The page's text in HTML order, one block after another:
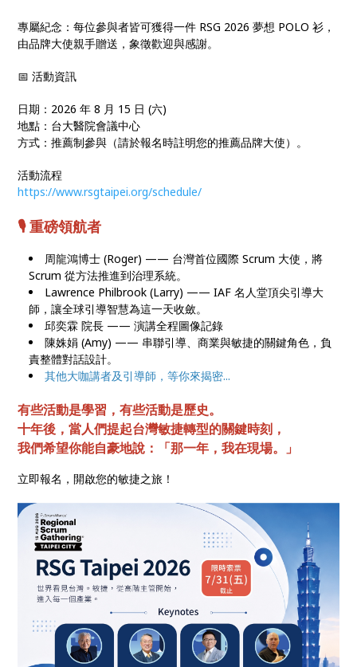
專屬紀念：每位參與者皆可獲得一件 RSG 2026 夢想 POLO 衫，
由品牌大使親手贈送，象徵歡迎與感謝。
📅 活動資訊
日期：2026 年 8 月 15 日 (六)
地點：台大醫院會議中心
方式：推薦制參與（請於報名時註明您的推薦品牌大使）。
活動流程
https://www.rsgtaipei.org/schedule/
🎙️ 重磅領航者
周龍鴻博士 (Roger) —— 台灣首位國際 Scrum 大使，將
Scrum 從方法推進到治理系統。
Lawrence Philbrook (Larry) —— IAF 名人堂頂尖引導大
師，讓全球引導智慧為這一天收斂。
邱奕霖 院長 —— 演講全程圖像記錄
陳姝娟 (Amy) —— 串聯引導、商業與敏捷的關鍵角色，負
責整體對話設計。
其他大咖講者及引導師，等你來揭密...
有些活動是學習，有些活動是歷史。
十年後，當人們提起台灣敏捷轉型的關鍵時刻，
我們希望你能自豪地說：「那一年，我在現場。」
立即報名，開啟您的敏捷之旅！